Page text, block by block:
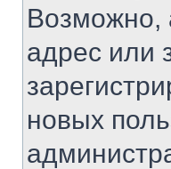
Возможно,
адрес или
новых